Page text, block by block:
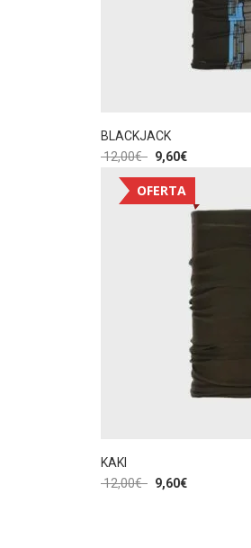
BLACKJACK
12,00€ 9,60€
OFERTA
KAKI
12,00€ 9,60€